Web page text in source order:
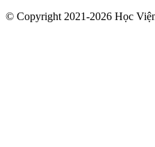
© Copyright 2021-2026 Học